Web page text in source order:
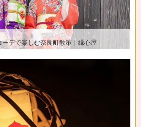
ーデで楽しむ奈良町散策｜縁心屋